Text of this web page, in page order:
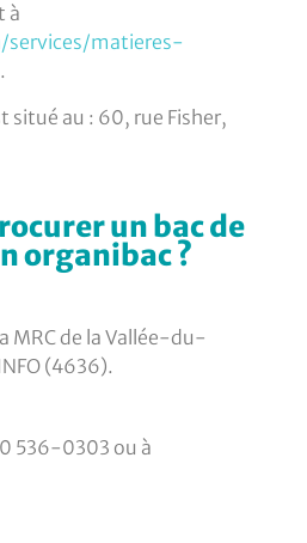
à
matieres-
.
situé au : 60, rue Fisher,
un bac de
organibac ?
MRC de la Vallée-du-
(4636).
536-0303 ou à